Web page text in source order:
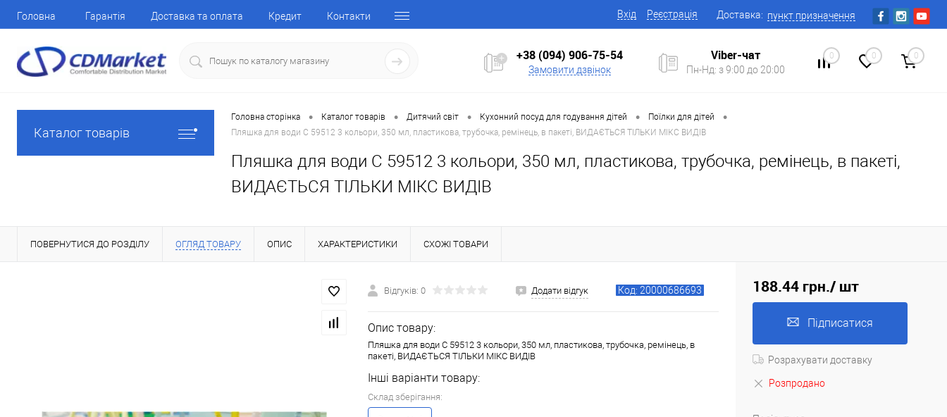
Головна Гарантія Доставка та оплата Кредит Контакти Вхід Реєстрація Доставка: пункт призначення
+38 (094) 906-75-54
Замовити дзвінок
Viber-чат
Пн-Нд: з 9:00 до 20:00
0 0 0
Каталог товарів
Головна сторінка • Каталог товарів • Дитячий світ • Кухонний посуд для годування дітей • Поїлки для дітей •
Пляшка для води C 59512 3 кольори, 350 мл, пластикова, трубочка, ремінець, в пакеті, ВИДАЄТЬСЯ ТІЛЬКИ МІКС ВИДІВ
Пляшка для води C 59512 3 кольори, 350 мл, пластикова, трубочка, ремінець, в пакеті,
ВИДАЄТЬСЯ ТІЛЬКИ МІКС ВИДІВ
ПОВЕРНУТИСЯ ДО РОЗДІЛУ ОГЛЯД ТОВАРУ ОПИС ХАРАКТЕРИСТИКИ СХОЖІ ТОВАРИ
Відгуків: 0 Додати відгук Код: 20000686693
Опис товару:
Пляшка для води C 59512 3 кольори, 350 мл, пластикова, трубочка, ремінець, в
пакеті, ВИДАЄТЬСЯ ТІЛЬКИ МІКС ВИДІВ
Інші варіанти товару:
Склад зберігання:
188.44 грн./ шт
Підписатися
Розрахувати доставку
Розпродано